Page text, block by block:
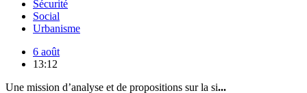
Sécurité
Social
Urbanisme
6 août
13:12
Une mission d’analyse et de propositions sur la si...